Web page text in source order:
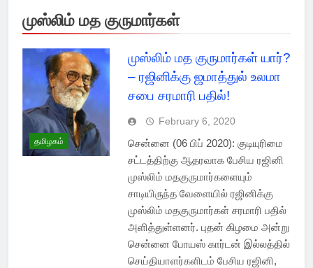
முஸ்லிம் மத குருமார்கள்
தமிழகம்
முஸ்லிம் மத குருமார்கள் யார்?
– ரஜினிக்கு ஜமாத்துல் உலமா
சபை சரமாரி பதில்!
February 6, 2020
சென்னை (06 பிப் 2020): குடியுரிமை
சட்டத்திற்கு ஆதரவாக பேசிய ரஜினி
முஸ்லிம் மதகுருமார்களையும்
சாடியிருந்த வேளையில் ரஜினிக்கு
முஸ்லிம் மதகுருமார்கள் சரமாரி பதில்
அளித்துள்ளனர். புதன் கிழமை அன்று
சென்னை போயஸ் கார்டன் இல்லத்தில்
செய்தியாளர்களிடம் பேசிய ரஜினி,